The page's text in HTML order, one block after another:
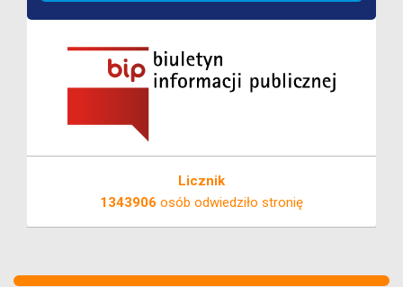
Licznik
1343906 osób odwiedziło stronię